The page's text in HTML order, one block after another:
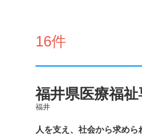
16件
福井県医療福
福井
人を支え、社会から求めら